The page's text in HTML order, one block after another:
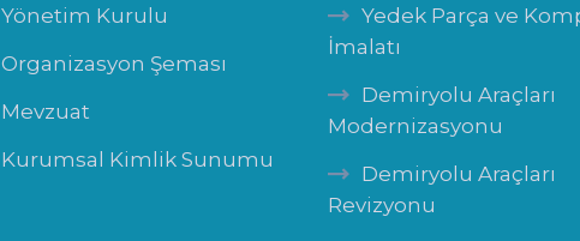
Yönetim Kurulu
Organizasyon Şeması
Mevzuat
Kurumsal Kimlik Sunumu
Yedek Parça ve
İmalatı
Demiryolu Araçları
Modernizasyonu
Demiryolu Araçları
Revizyonu